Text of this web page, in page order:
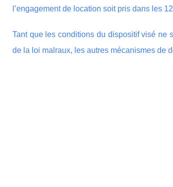
l’engagement de location soit pris dans les
Tant que les conditions du dispositif visé ne
de la loi malraux, les autres mécanismes de